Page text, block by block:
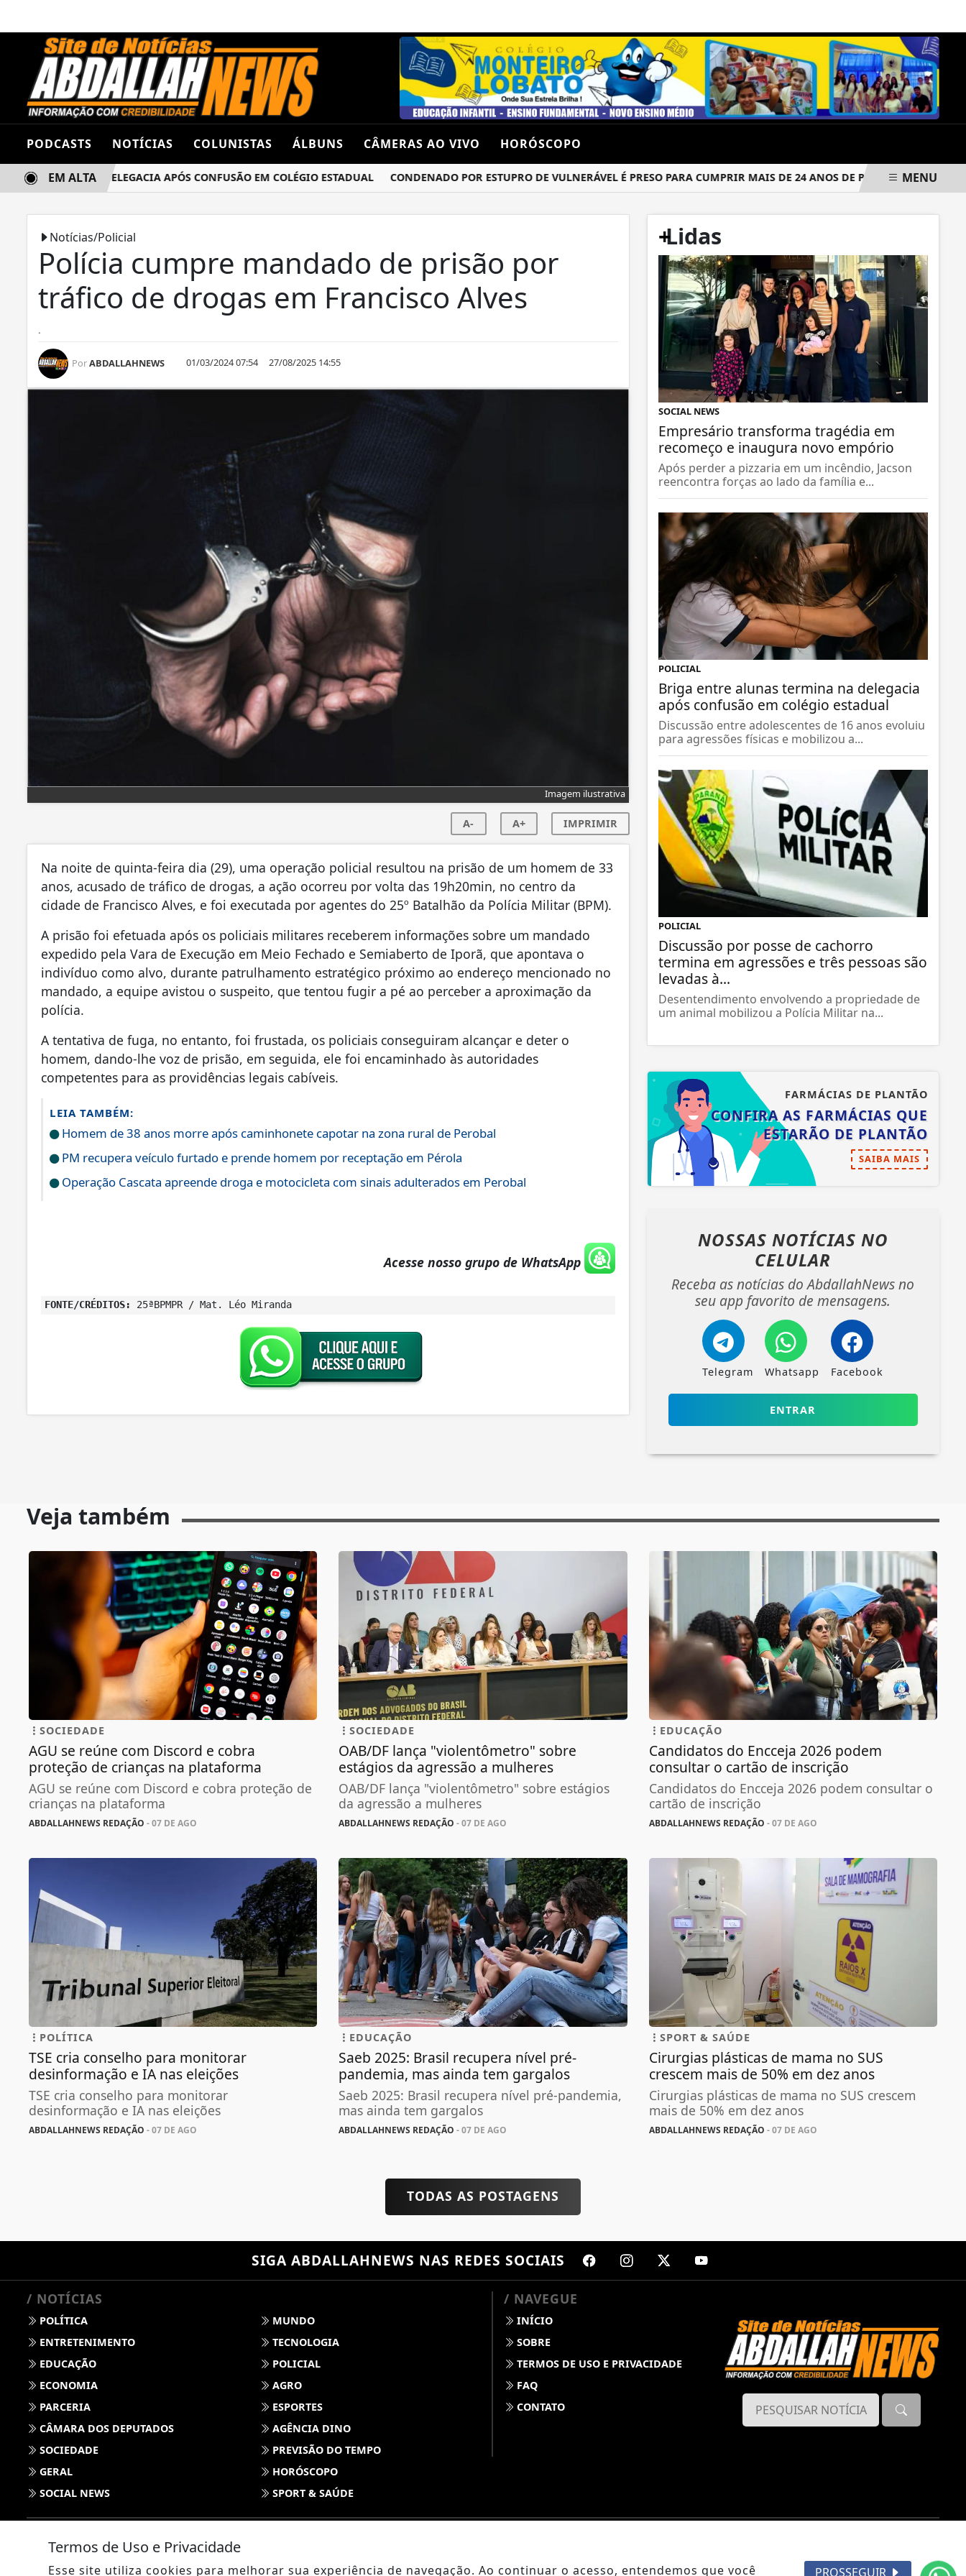
PODCASTS NOTÍCIAS COLUNISTAS ÁLBUNS CÂMERAS AO VIVO HORÓSCOPO
TERMINA NA DELEGACIA APÓS CONFUSÃO EM COLÉGIO ESTADUAL CONDENADO POR ESTUPRO DE VULNERÁVEL É PRESO PARA CUMPRIR MAIS DE 24 ANOS DE PRISÃO
EM ALTA MENU
Notícias/Policial
Polícia cumpre mandado de prisão por
tráfico de drogas em Francisco Alves
.
PorABDALLAHNEWS 01/03/2024 07:54 27/08/2025 14:55
Imagem ilustrativa
A- A+ IMPRIMIR
Na noite de quinta-feira dia (29), uma operação policial resultou na prisão de um homem de 33
anos, acusado de tráfico de drogas, a ação ocorreu por volta das 19h20min, no centro da
cidade de Francisco Alves, e foi executada por agentes do 25º Batalhão da Polícia Militar (BPM).
A prisão foi efetuada após os policiais militares receberem informações sobre um mandado
expedido pela Vara de Execução em Meio Fechado e Semiaberto de Iporã, que apontava o
indivíduo como alvo, durante patrulhamento estratégico próximo ao endereço mencionado no
mandado, a equipe avistou o suspeito, que tentou fugir a pé ao perceber a aproximação da
polícia.
A tentativa de fuga, no entanto, foi frustada, os policiais conseguiram alcançar e deter o
homem, dando-lhe voz de prisão, em seguida, ele foi encaminhado às autoridades
competentes para as providências legais cabíveis.
LEIA TAMBÉM:
Homem de 38 anos morre após caminhonete capotar na zona rural de Perobal
PM recupera veículo furtado e prende homem por receptação em Pérola
Operação Cascata apreende droga e motocicleta com sinais adulterados em Perobal
Acesse nosso grupo de WhatsApp
FONTE/CRÉDITOS: 25ªBPMPR / Mat. Léo Miranda
+
Lidas
SOCIAL NEWS
Empresário transforma tragédia em
recomeço e inaugura novo empório
Após perder a pizzaria em um incêndio, Jacson
reencontra forças ao lado da família e...
POLICIAL
Briga entre alunas termina na delegacia
após confusão em colégio estadual
Discussão entre adolescentes de 16 anos evoluiu
para agressões físicas e mobilizou a...
POLICIAL
Discussão por posse de cachorro
termina em agressões e três pessoas são
levadas à...
Desentendimento envolvendo a propriedade de
um animal mobilizou a Polícia Militar na...
FARMÁCIAS DE PLANTÃO
CONFIRA AS FARMÁCIAS QUE
ESTARÃO DE PLANTÃO
SAIBA MAIS
NOSSAS NOTÍCIAS NO
CELULAR
Receba as notícias do AbdallahNews no
seu app favorito de mensagens.
Telegram Whatsapp Facebook
ENTRAR
Veja também
SOCIEDADE
AGU se reúne com Discord e cobra
proteção de crianças na plataforma
AGU se reúne com Discord e cobra proteção de
crianças na plataforma
ABDALLAHNEWS REDAÇÃO - 07 DE AGO
SOCIEDADE
OAB/DF lança "violentômetro" sobre
estágios da agressão a mulheres
OAB/DF lança "violentômetro" sobre estágios
da agressão a mulheres
ABDALLAHNEWS REDAÇÃO - 07 DE AGO
EDUCAÇÃO
Candidatos do Encceja 2026 podem
consultar o cartão de inscrição
Candidatos do Encceja 2026 podem consultar o
cartão de inscrição
ABDALLAHNEWS REDAÇÃO - 07 DE AGO
POLÍTICA
TSE cria conselho para monitorar
desinformação e IA nas eleições
TSE cria conselho para monitorar
desinformação e IA nas eleições
ABDALLAHNEWS REDAÇÃO - 07 DE AGO
EDUCAÇÃO
Saeb 2025: Brasil recupera nível pré-
pandemia, mas ainda tem gargalos
Saeb 2025: Brasil recupera nível pré-pandemia,
mas ainda tem gargalos
ABDALLAHNEWS REDAÇÃO - 07 DE AGO
SPORT & SAÚDE
Cirurgias plásticas de mama no SUS
crescem mais de 50% em dez anos
Cirurgias plásticas de mama no SUS crescem
mais de 50% em dez anos
ABDALLAHNEWS REDAÇÃO - 07 DE AGO
TODAS AS POSTAGENS
SIGA ABDALLAHNEWS NAS REDES SOCIAIS
/ NOTÍCIAS
POLÍTICA
MUNDO
ENTRETENIMENTO
TECNOLOGIA
EDUCAÇÃO
POLICIAL
ECONOMIA
AGRO
PARCERIA
ESPORTES
CÂMARA DOS DEPUTADOS
AGÊNCIA DINO
SOCIEDADE
PREVISÃO DO TEMPO
GERAL
HORÓSCOPO
SOCIAL NEWS
SPORT & SAÚDE
/ NAVEGUE
INÍCIO
SOBRE
TERMOS DE USO E PRIVACIDADE
FAQ
CONTATO
Termos de Uso e Privacidade
Esse site utiliza cookies para melhorar sua experiência de navegação. Ao continuar o acesso, entendemos que você PROSSEGUIR